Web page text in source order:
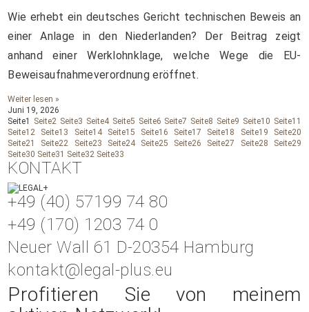
Wie erhebt ein deutsches Gericht technischen Beweis an
einer Anlage in den Niederlanden? Der Beitrag zeigt
anhand einer Werklohnklage, welche Wege die EU-
Beweisaufnahmeverordnung eröffnet.
Weiter lesen »
Juni 19, 2026
Seite1 Seite2 Seite3 Seite4 Seite5 Seite6 Seite7 Seite8 Seite9 Seite10 Seite11
Seite12 Seite13 Seite14 Seite15 Seite16 Seite17 Seite18 Seite19 Seite20
Seite21 Seite22 Seite23 Seite24 Seite25 Seite26 Seite27 Seite28 Seite29
Seite30 Seite31 Seite32 Seite33
KONTAKT
+49 (40) 57199 74 80
+49 (170) 1203 74 0
Neuer Wall 61 D-20354 Hamburg
kontakt@legal-plus.eu
Profitieren Sie von meinem